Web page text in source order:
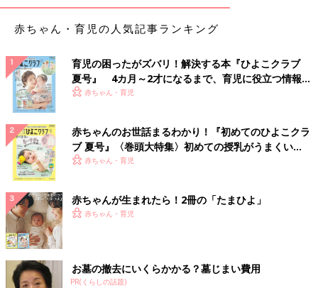
赤ちゃん・育児の人気記事ランキング
育児の困ったがズバリ！解決する本『ひよこクラブ
夏号』 4カ月～2才になるまで、育児に役立つ情報が
いっぱい！
赤ちゃん・育児
赤ちゃんのお世話まるわかり！『初めてのひよこクラ
ブ 夏号』〈巻頭大特集〉初めての授乳がうまくい
く！ おっぱい・ミルクの基本と夏のトラブル 解決テ
赤ちゃん・育児
赤ちゃんが生まれたら！2冊の「たまひよ」
赤ちゃん・育児
お墓の撤去にいくらかかる？墓じまい費用
PR(くらしの話題)